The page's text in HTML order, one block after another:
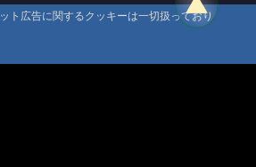
ト広告に関するクッキーは一切扱っており